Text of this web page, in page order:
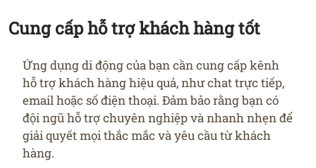
Cung cấp hỗ trợ khách hàng tốt
Ứng dụng di động của bạn cần cung cấp kênh
hỗ trợ khách hàng hiệu quả, như chat trực tiếp,
email hoặc số điện thoại. Đảm bảo rằng bạn có
đội ngũ hỗ trợ chuyên nghiệp và nhanh nhẹn để
giải quyết mọi thắc mắc và yêu cầu từ khách
hàng.